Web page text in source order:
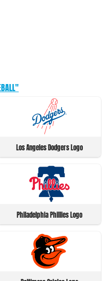
Los Angeles Dodgers Logo
Philadelphia Phillies Logo